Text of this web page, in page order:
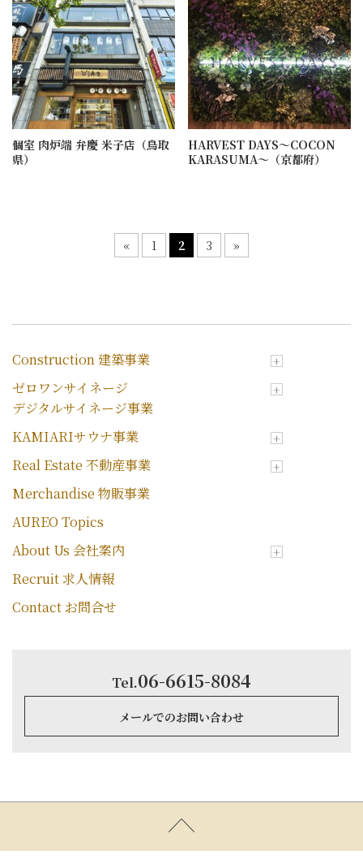
個室 肉炉端 弁慶 米子店（鳥取
県）
HARVEST DAYS～COCON
KARASUMA～（京都府）
« 1 2 3 »
Construction 建築事業
ゼロワンサイネージ
デジタルサイネージ事業
KAMIARIサウナ事業
Real Estate 不動産事業
Merchandise 物販事業
AUREO Topics
About Us 会社案内
Recruit 求人情報
Contact お問合せ
Tel.06-6615-8084
メールでのお問い合わせ